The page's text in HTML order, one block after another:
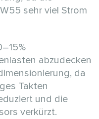
sehr viel Strom
abzudecken
da
Takten
und die
verkürzt.